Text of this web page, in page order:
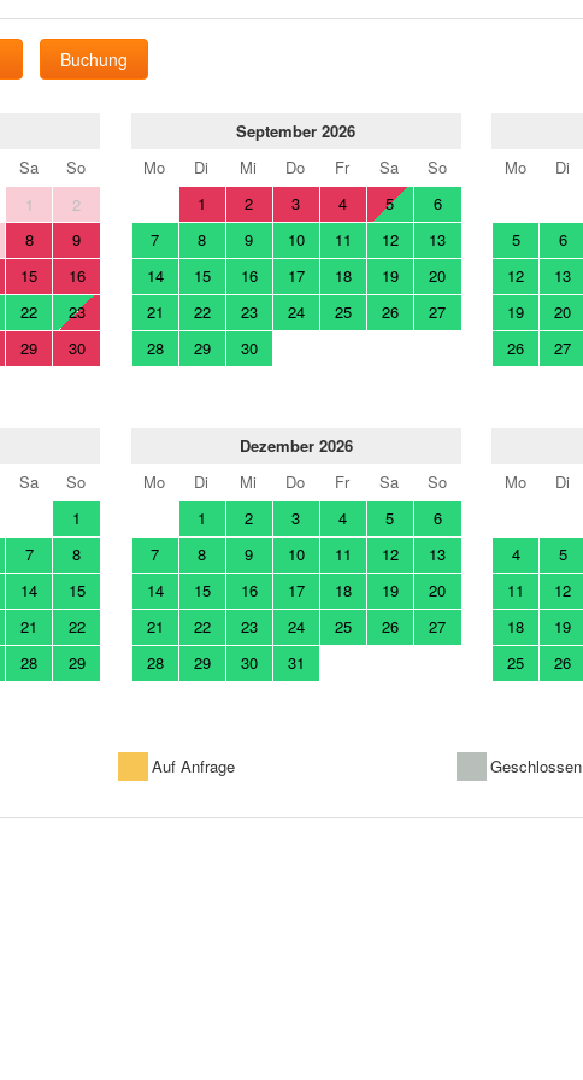
Buchung
Sa
So
1
2
8
9
15
16
22
23
29
30
September 2026
Mo
Di Mi Do Fr Sa
So
1
2 3 4 5
6
7
8 9 10 11 12
13
14
15 16 17 18 19
20
21
22 23 24 25 26
27
28
29 30
Mo
Di
5
6
12
13
19
20
26
27
Sa
So
1
7
8
14
15
21
22
28
29
Dezember 2026
Mo
Di Mi Do Fr Sa
So
1
2 3 4 5
6
7
8 9 10 11 12
13
14
15 16 17 18 19
20
21
22 23 24 25 26
27
28
29 30 31
Mo
Di
4
5
11
12
18
19
25
26
Auf Anfrage Geschlossen